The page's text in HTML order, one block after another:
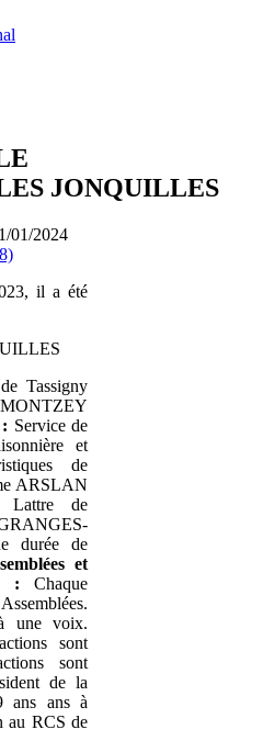
JONQUILLES
01/2024
il a été
Tassigny
Service de
et
de
ARSLAN
Lattre de
durée de
et
: Chaque
une voix.
sont
sont
de la
ans ans à
au RCS de